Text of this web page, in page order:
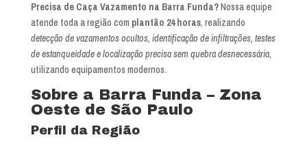
Precisa de Caça Vazamento na Barra Funda?Nossa equipe
atende toda a região com plantão 24 horas, realizando
detecção de vazamentos ocultos, identificação de infiltrações, testes
de estanqueidade e localização precisa sem quebra desnecessária,
utilizando equipamentos modernos.
Sobre a Barra Funda – Zona
Oeste de São Paulo
Perfil da Região